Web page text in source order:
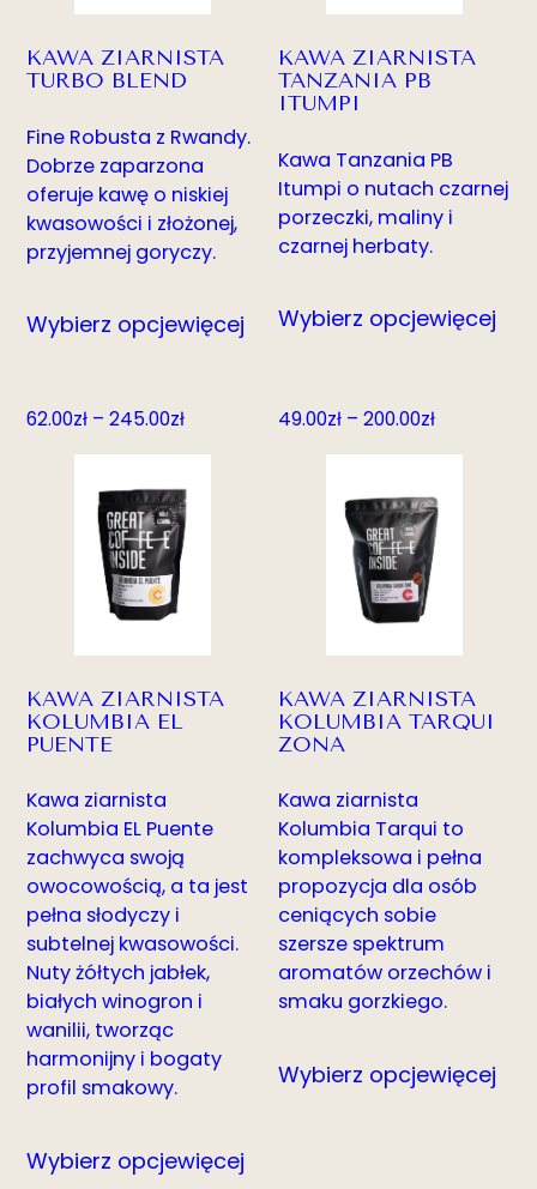
KAWA ZIARNISTA
TURBO BLEND
Fine Robusta z Rwandy.
Dobrze zaparzona
oferuje kawę o niskiej
kwasowości i złożonej,
przyjemnej goryczy.
Wybierz opcjewięcej
KAWA ZIARNISTA
TANZANIA PB
ITUMPI
Kawa Tanzania PB
Itumpi o nutach czarnej
porzeczki, maliny i
czarnej herbaty.
Wybierz opcjewięcej
62.00zł – 245.00złZakres
62.00zł
do
KAWA ZIARNISTA
KOLUMBIA EL
PUENTE
Kawa ziarnista
Kolumbia EL Puente
zachwyca swoją
owocowością, a ta jest
pełna słodyczy i
subtelnej kwasowości.
Nuty żółtych jabłek,
białych winogron i
wanilii, tworząc
harmonijny i bogaty
profil smakowy.
Wybierz opcjewięcej
49.00zł – 200.00złZakres
49.00zł
do
200.00zł
KAWA ZIARNISTA
KOLUMBIA TARQUI
ZONA
Kawa ziarnista
Kolumbia Tarqui to
kompleksowa i pełna
propozycja dla osób
ceniących sobie
szersze spektrum
aromatów orzechów i
smaku gorzkiego.
Wybierz opcjewięcej